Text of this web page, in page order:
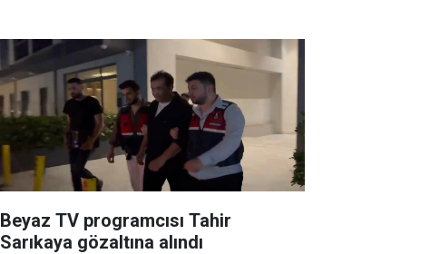
Beyaz TV programcısı Tahir
Sarıkaya gözaltına alındı